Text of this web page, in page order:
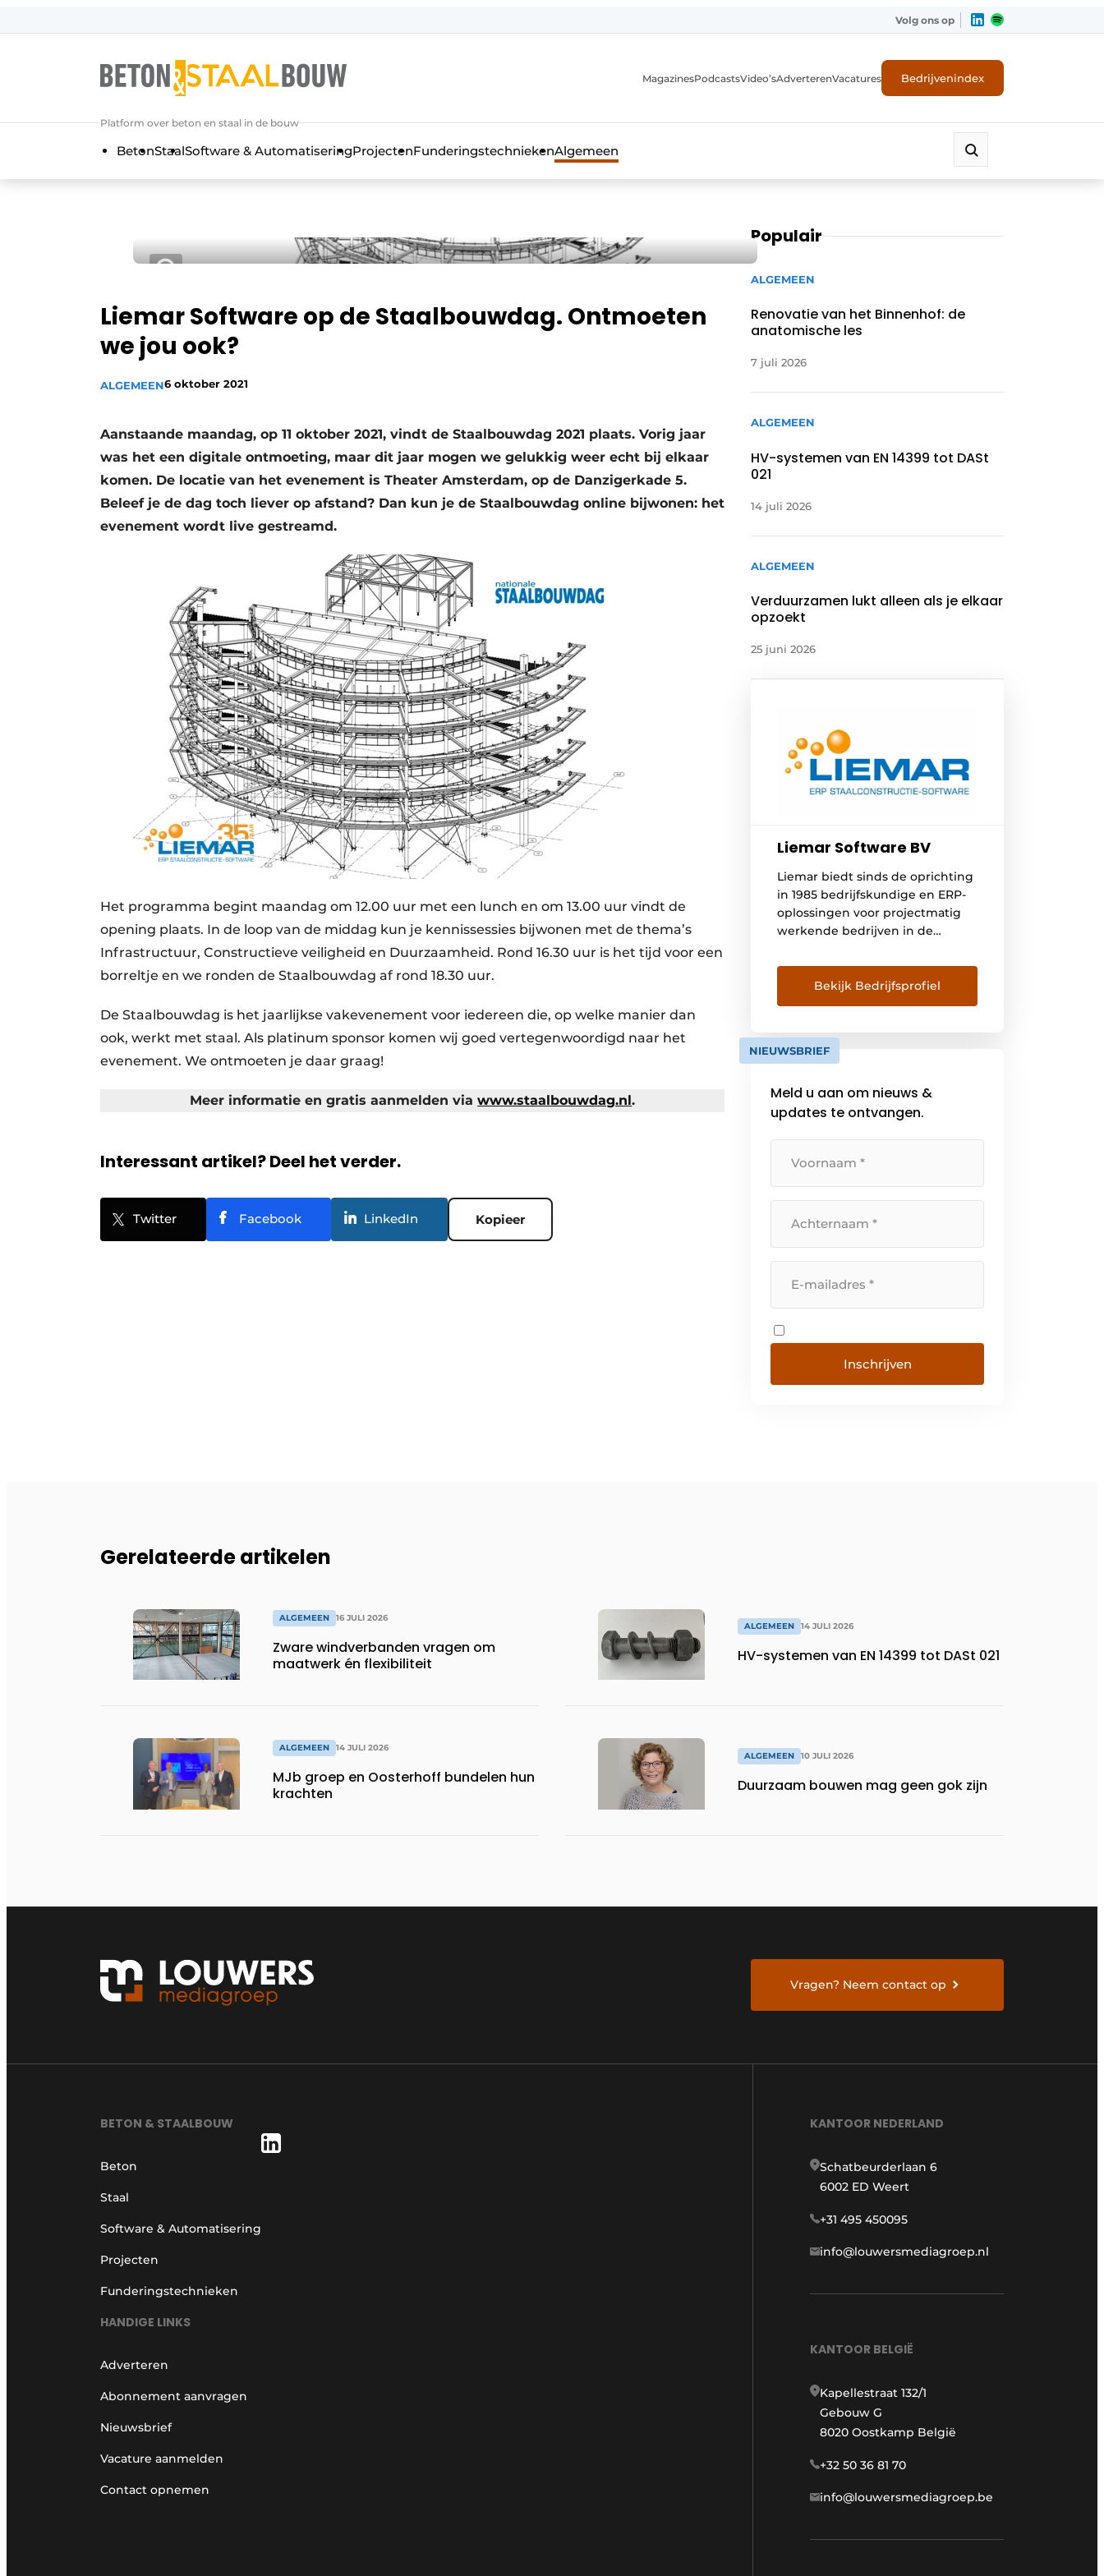
Algemene voorwaarden
Beton & Staalbouw | Ontdek hét vakblad voor de beton- en staalbouwbranche
Evenement aanmelden
Privacy / Cookie statement
Vacature aanmelden
Volg ons op
Platform over beton en staal in de bouw
MagazinesPodcastsVideo’sAdverterenVacatures Bedrijvenindex
BetonStaalSoftware & AutomatiseringProjectenFunderingstechniekenAlgemeen
Liemar Software op de Staalbouwdag. Ontmoeten
we jou ook?
ALGEMEEN6 oktober 2021
Aanstaande maandag, op 11 oktober 2021, vindt de Staalbouwdag 2021 plaats. Vorig jaar
was het een digitale ontmoeting, maar dit jaar mogen we gelukkig weer echt bij elkaar
komen. De locatie van het evenement is Theater Amsterdam, op de Danzigerkade 5.
Beleef je de dag toch liever op afstand? Dan kun je de Staalbouwdag online bijwonen: het
evenement wordt live gestreamd.
Het programma begint maandag om 12.00 uur met een lunch en om 13.00 uur vindt de
opening plaats. In de loop van de middag kun je kennissessies bijwonen met de thema’s
Infrastructuur, Constructieve veiligheid en Duurzaamheid. Rond 16.30 uur is het tijd voor een
borreltje en we ronden de Staalbouwdag af rond 18.30 uur.
De Staalbouwdag is het jaarlijkse vakevenement voor iedereen die, op welke manier dan
ook, werkt met staal. Als platinum sponsor komen wij goed vertegenwoordigd naar het
evenement. We ontmoeten je daar graag!
Meer informatie en gratis aanmelden viawww.staalbouwdag.nl.
Interessant artikel? Deel het verder.
Twitter Facebook LinkedIn Kopieer
Populair
ALGEMEEN
Renovatie van het Binnenhof: de
anatomische les
7 juli 2026
ALGEMEEN
HV-systemen van EN 14399 tot DASt
021
14 juli 2026
ALGEMEEN
Verduurzamen lukt alleen als je elkaar
opzoekt
25 juni 2026
Liemar Software BV
Liemar biedt sinds de oprichting
in 1985 bedrijfskundige en ERP-
oplossingen voor projectmatig
werkende bedrijven in de
Onze missie is om als partner
jouw bedrijf en processen te
optimaliseren en samen meer
meer rust en rendement, zowel
bij de ondernemer als bij
Rendement […]
Bekijk Bedrijfsprofiel
NIEUWSBRIEF
Meld u aan om nieuws &
updates te ontvangen.
Inschrijven
Gerelateerde artikelen
ALGEMEEN 16 JULI 2026
Zware windverbanden vragen om
maatwerk én flexibiliteit
ALGEMEEN 14 JULI 2026
MJb groep en Oosterhoff bundelen hun
krachten
ALGEMEEN 14 JULI 2026
HV-systemen van EN 14399 tot DASt 021
ALGEMEEN 10 JULI 2026
Duurzaam bouwen mag geen gok zijn
Vragen? Neem contact op
BETON & STAALBOUW
Beton
Staal
Software & Automatisering
Projecten
Funderingstechnieken
HANDIGE LINKS
Adverteren
Abonnement aanvragen
Nieuwsbrief
Vacature aanmelden
Contact opnemen
KANTOOR NEDERLAND
Schatbeurderlaan 6
6002 ED Weert
+31 495 450095
info@louwersmediagroep.nl
KANTOOR BELGIË
Kapellestraat 132/1
Gebouw G
8020 Oostkamp België
+32 50 36 81 70
info@louwersmediagroep.be